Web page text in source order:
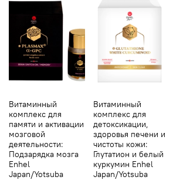
Витаминный
комплекс для
памяти и активации
мозговой
деятельности:
Подзарядка мозга
Enhel
Japan/Yotsuba
Витаминный
комплекс для
детоксикации,
здоровья печени и
чистоты кожи:
Глутатион и белый
куркумин Enhel
Japan/Yotsuba